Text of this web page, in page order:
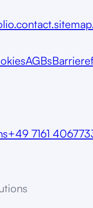
contact.
AGBs
+49 7161
tions